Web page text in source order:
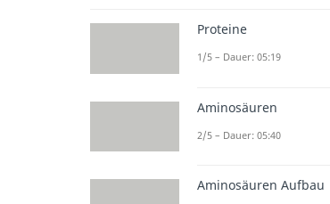
Proteine
1/5 – Dauer: 05:19
Aminosäuren
2/5 – Dauer: 05:40
Aminosäuren Aufbau